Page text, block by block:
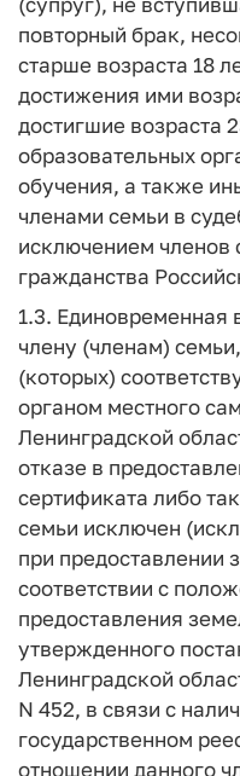
повторный брак,
старше возраста 18
достижения ими
достигшие возраста
образовательных
обучения, а также
членами семьи в
исключением
гражданства
1.3. Единовременная
члену (членам)
(которых)
органом местного
Ленинградской
отказе в
сертификата либо
семьи исключен
при предоставлении
соответствии с
предоставления
утвержденного
Ленинградской
N 452, в связи с
государственном
отношении данного